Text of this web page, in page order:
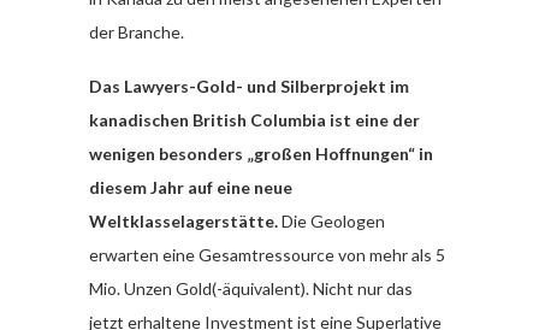
der Branche.
Das Lawyers-Gold- und Silberprojekt im
kanadischen British Columbia ist eine der
wenigen besonders „großen Hoffnungen“ in
diesem Jahr auf eine neue
Weltklasselagerstätte.Die Geologen
erwarten eine Gesamtressource von mehr als 5
Mio. Unzen Gold(-äquivalent). Nicht nur das
jetzt erhaltene Investment ist eine Superlative